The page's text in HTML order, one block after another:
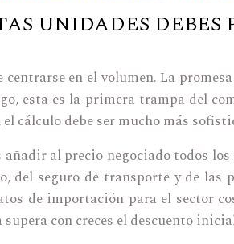
UNIDADES DEBES
en el volumen. La
esta es la primera trampa del
cálculo debe ser mucho más
al precio negociado todos
seguro de transporte y de las
de importación para el sector
supera con creces el descuento